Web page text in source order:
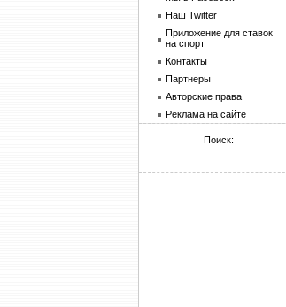
Наш Twitter
Приложение для ставок
на спорт
Контакты
Партнеры
Авторские права
Реклама на сайте
Поиск: